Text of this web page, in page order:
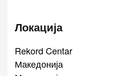
Локација
Rekord Centar
Македонија